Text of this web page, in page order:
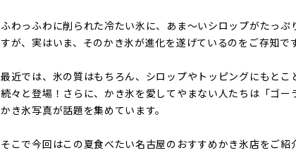
ふわっふわに削られた冷たい氷に、あま〜いシロップがたっ
すが、実はいま、そのかき氷が進化を遂げているのをご存知で
最近では、氷の質はもちろん、シロップやトッピングにもと
続々と登場！さらに、かき氷を愛してやまない人たちは「ゴ
かき氷写真が話題を集めています。
そこで今回はこの夏食べたい名古屋のおすすめかき氷店をご紹